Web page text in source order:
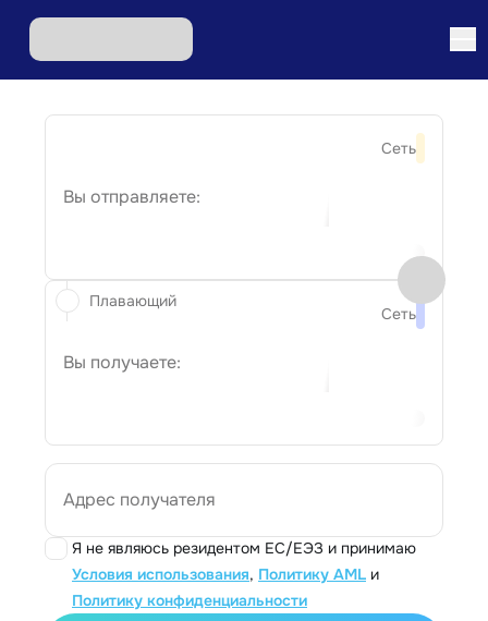
Сеть
Вы отправляете:
Сеть
Вы получаете:
Адрес получателя
Я не являюсь резидентом ЕС/ЕЭЗ и принимаю
Условия использования, Политику AML и
Политику конфиденциальности
Плавающий